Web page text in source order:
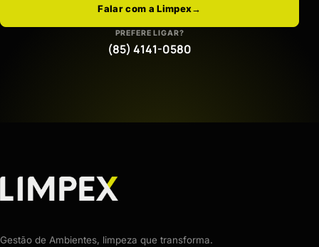
Falar com a Limpex→
PREFERE LIGAR?
(85) 4141-0580
Gestão de Ambientes, limpeza que transforma.